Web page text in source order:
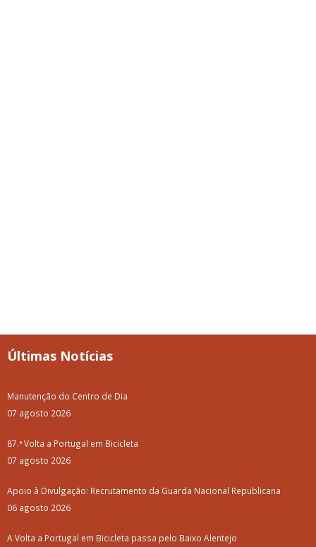
Últimas Notícias
Manutenção do Centro de Dia
07 agosto 2026
87.ª Volta a Portugal em Bicicleta
07 agosto 2026
Apoio à Divulgação: Recrutamento da Guarda Nacional Republicana
06 agosto 2026
A Volta a Portugal em Bicicleta passa pelo Baixo Alentejo